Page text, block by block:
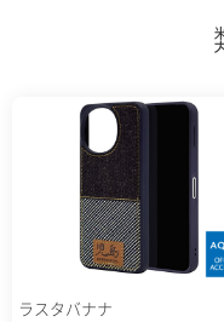
ラスタバナナ